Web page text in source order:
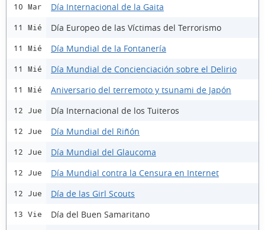
10 Mar Día Internacional de la Gaita
11 Mié Día Europeo de las Víctimas del Terrorismo
11 Mié Día Mundial de la Fontanería
11 Mié Día Mundial de Concienciación sobre el Delirio
11 Mié Aniversario del terremoto y tsunami de Japón
12 Jue Día Internacional de los Tuiteros
12 Jue Día Mundial del Riñón
12 Jue Día Mundial del Glaucoma
12 Jue Día Mundial contra la Censura en Internet
12 Jue Día de las Girl Scouts
13 Vie Día del Buen Samaritano